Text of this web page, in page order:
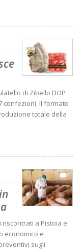
di Zibello DOP
confezioni. Il formato
totale della
a Pistoia e
economico e
sugli